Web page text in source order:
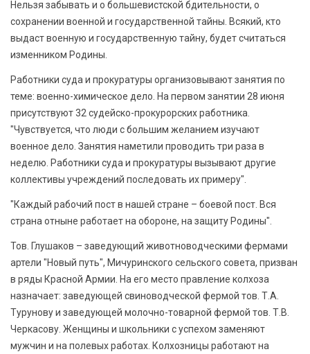
Нельзя забывать и о большевистской бдительности, о
сохранении военной и государственной тайны. Всякий, кто
выдаст военную и государственную тайну, будет считаться
изменником Родины.
Работники суда и прокуратуры организовывают занятия по
теме: военно-химическое дело. На первом занятии 28 июня
присутствуют 32 судейско-прокурорских работника.
"Чувствуется, что люди с большим желанием изучают
военное дело. Занятия наметили проводить три раза в
неделю. Работники суда и прокуратуры вызывают другие
коллективы учреждений последовать их примеру".
"Каждый рабочий пост в нашей стране – боевой пост. Вся
страна отныне работает на обороне, на защиту Родины".
Тов. Глушаков – заведующий животноводческими фермами
артели "Новый путь", Мичуринского сельского совета, призван
в ряды Красной Армии. На его место правление колхоза
назначает: заведующей свиноводческой фермой тов. Т.А.
Турунову и заведующей молочно-товарной фермой тов. Т.В.
Черкасову. Женщины и школьники с успехом заменяют
мужчин и на полевых работах. Колхозницы работают на